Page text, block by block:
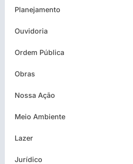
Planejamento
Ouvidoria
Ordem Pública
Obras
Nossa Ação
Meio Ambiente
Lazer
Jurídico